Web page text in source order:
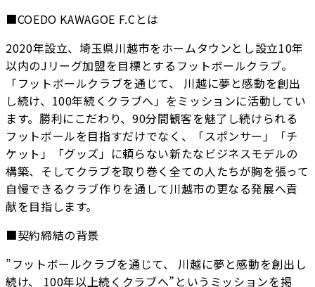
■COEDO KAWAGOE F.Cとは
2020年設立、埼玉県川越市をホームタウンとし設立10年
以内のJリーグ加盟を目標とするフットボールクラブ。
「フットボールクラブを通じて、 川越に夢と感動を創出
し続け、100年続くクラブへ」をミッションに活動してい
ます。勝利にこだわり、90分間観客を魅了し続けられる
フットボールを目指すだけでなく、「スポンサー」「チ
ケット」「グッズ」に頼らない新たなビジネスモデルの
構築、そしてクラブを取り巻く全ての人たちが胸を張って
自慢できるクラブ作りを通して川越市の更なる発展へ貢
献を目指します。
■契約締結の背景
”フットボールクラブを通じて、 川越に夢と感動を創出し
続け、 100年以上続くクラブへ”というミッションを掲